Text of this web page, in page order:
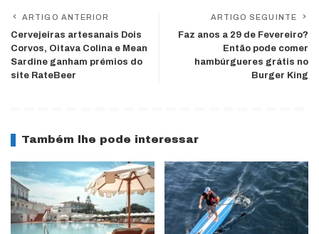
ARTIGO ANTERIOR
Cervejeiras artesanais Dois
Corvos, Oitava Colina e Mean
Sardine ganham prémios do
site RateBeer
ARTIGO SEGUINTE
Faz anos a 29 de Fevereiro?
Então pode comer
hambúrgueres grátis no
Burger King
Também lhe pode interessar